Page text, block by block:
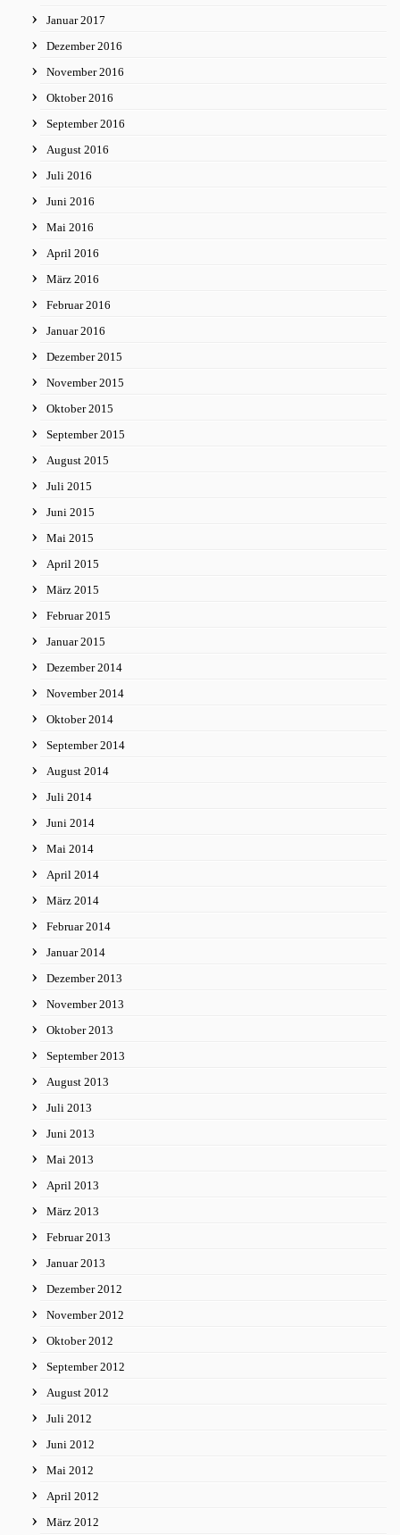
Januar 2017
Dezember 2016
November 2016
Oktober 2016
September 2016
August 2016
Juli 2016
Juni 2016
Mai 2016
April 2016
März 2016
Februar 2016
Januar 2016
Dezember 2015
November 2015
Oktober 2015
September 2015
August 2015
Juli 2015
Juni 2015
Mai 2015
April 2015
März 2015
Februar 2015
Januar 2015
Dezember 2014
November 2014
Oktober 2014
September 2014
August 2014
Juli 2014
Juni 2014
Mai 2014
April 2014
März 2014
Februar 2014
Januar 2014
Dezember 2013
November 2013
Oktober 2013
September 2013
August 2013
Juli 2013
Juni 2013
Mai 2013
April 2013
März 2013
Februar 2013
Januar 2013
Dezember 2012
November 2012
Oktober 2012
September 2012
August 2012
Juli 2012
Juni 2012
Mai 2012
April 2012
März 2012